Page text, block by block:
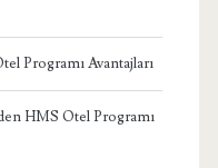
Programı Avantajları
HMS Otel Programı